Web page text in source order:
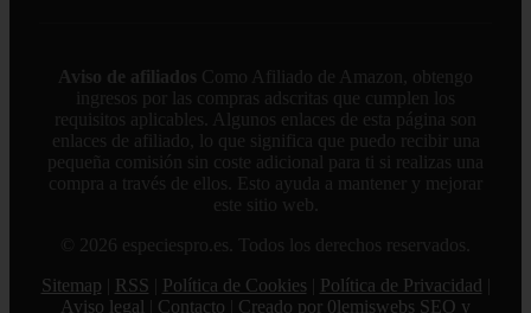
Aviso de afiliados Como Afiliado de Amazon, obtengo
ingresos por las compras adscritas que cumplen los
requisitos aplicables. Algunos enlaces de esta página son
enlaces de afiliado, lo que significa que puedo recibir una
pequeña comisión sin coste adicional para ti si realizas una
compra a través de ellos. Esto ayuda a mantener y mejorar
este sitio web.
© 2026 especiespro.es. Todos los derechos reservados.
Sitemap
RSS Política de Cookies Política de Privacidad
Aviso legal
Contacto
Creado por 0lemiswebs SEO y